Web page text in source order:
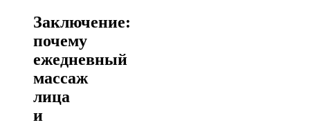
Заключение:
почему
ежедневный
массаж
лица
и